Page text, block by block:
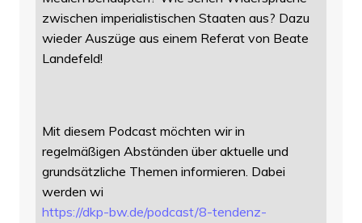
zwischen imperialistischen Staaten aus? Dazu
wieder Auszüge aus einem Referat von Beate
Landefeld!
Mit diesem Podcast möchten wir in
regelmäßigen Abständen über aktuelle und
grundsätzliche Themen informieren. Dabei
werden wi
https://dkp-bw.de/podcast/8-tendenz-